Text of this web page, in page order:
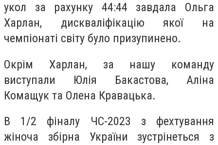
укол за рахунку 44:44 завдала Ольга
Харлан, дискваліфікацію якої на
чемпіонаті світу було призупинено.
Окрім Харлан, за нашу команду
виступали Юлія Бакастова, Аліна
Комащук та Олена Кравацька.
В 1/2 фіналу ЧС-2023 з фехтування
жіноча збірна України зустрінеться з